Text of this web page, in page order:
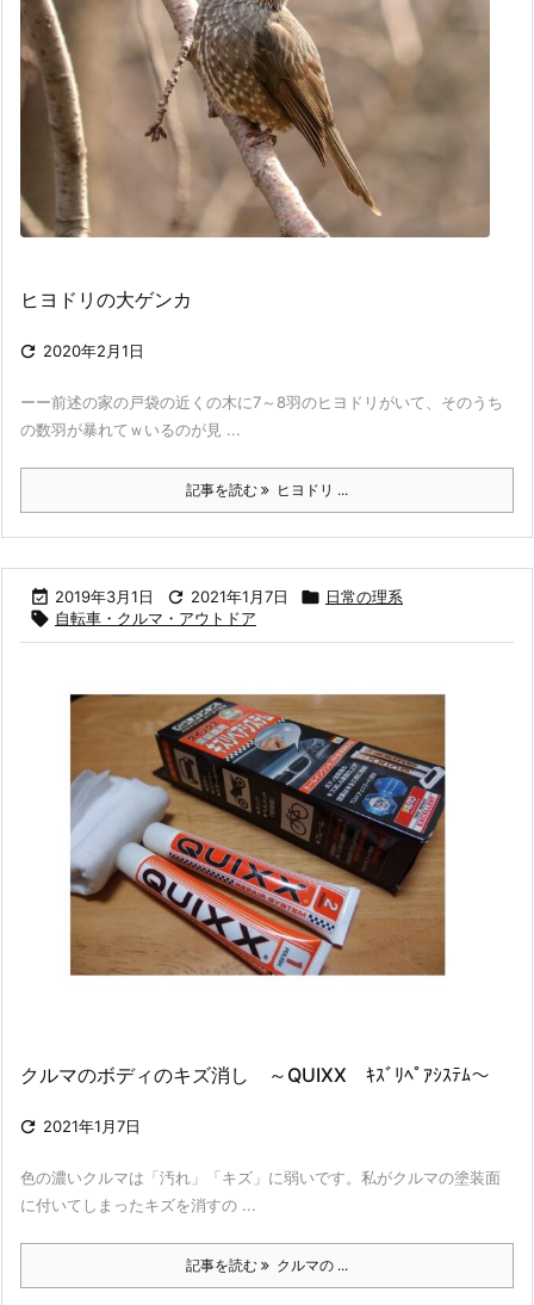
ヒヨドリの大ゲンカ
 2020年2月1日
ーー前述の家の戸袋の近くの木に7～8羽のヒヨドリがいて、そのうち
の数羽が暴れてｗいるのが見 ...
記事を読む ヒヨドリ ...
 2019年3月1日  2021年1月7日  日常の理系
 自転車・クルマ・アウトドア
クルマのボディのキズ消し ～QUIXX ｷｽﾞﾘﾍﾟｱｼｽﾃﾑ～
 2021年1月7日
色の濃いクルマは「汚れ」「キズ」に弱いです。私がクルマの塗装面
に付いてしまったキズを消すの ...
記事を読む クルマの ...